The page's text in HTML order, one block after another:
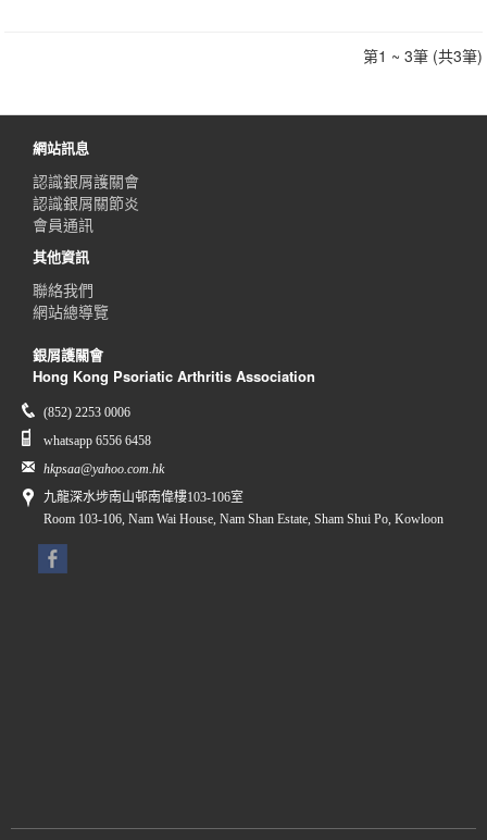
第1 ~ 3筆 (共3筆)
網站訊息
認識銀屑護關會
認識銀屑關節炎
會員通訊
其他資訊
聯絡我們
網站總導覽
銀屑護關會
Hong Kong Psoriatic Arthritis Association
(852) 2253 0006
whatsapp 6556 6458
hkpsaa@yahoo.com.hk
九龍深水埗南山邨南偉樓103-106室
Room 103-106, Nam Wai House, Nam Shan Estate, Sham Shui Po, Kowloon